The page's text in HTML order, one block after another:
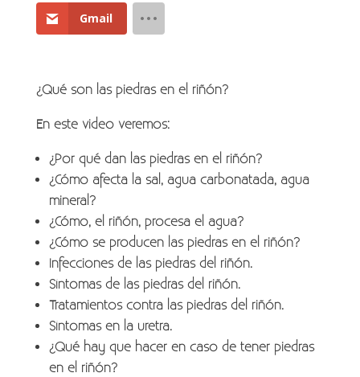
Gmail
¿Qué son las piedras en el riñón?
En este video veremos:
¿Por qué dan las piedras en el riñón?
¿Cómo afecta la sal, agua carbonatada, agua
mineral?
¿Cómo, el riñón, procesa el agua?
¿Cómo se producen las piedras en el riñón?
Infecciones de las piedras del riñón.
Síntomas de las piedras del riñón.
Tratamientos contra las piedras del riñón.
Síntomas en la uretra.
¿Qué hay que hacer en caso de tener piedras
en el riñón?